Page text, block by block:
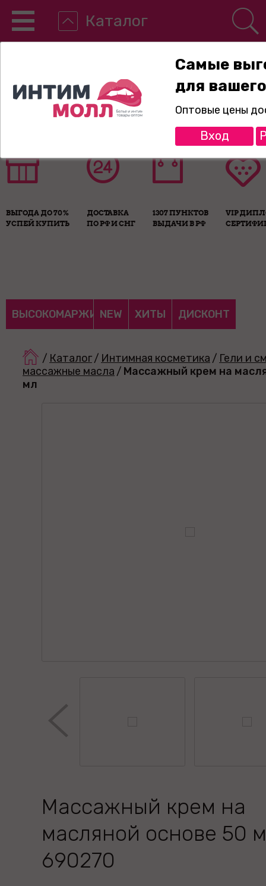
Каталог
8-800-775-89-65
ВЫГОДА ДО 70%
УСПЕЙ КУПИТЬ
ДОСТАВКА
ПО РФ И СНГ
1307 ПУНКТОВ
ВЫДАЧИ В РФ
VIP
ВЫСОКОМАРЖИНАЛЬНЫЕ
NEW ХИТЫ ДИСКОНТ
/ Каталог/ Интимная косметика / Гели и
массажные масла / Массажный крем на
мл
Массажный крем на
масляной основе 50
690270
Самые
для
Оптовые цены
Вход